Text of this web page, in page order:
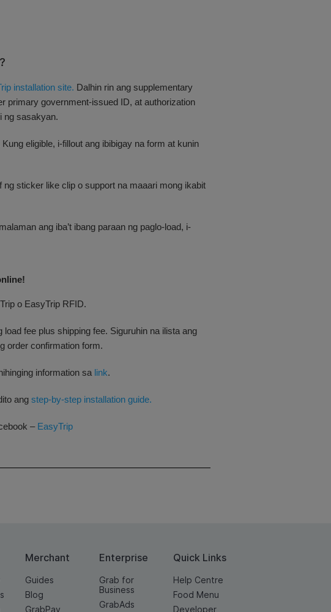
installation site. Dalhin rin ang supplementary
primary government-issued ID, at authorization
ng sasakyan.
eligible, i-fillout ang ibibigay na form at kunin
sticker like clip o support na maaari mong ikabit
ang iba’t ibang paraan ng paglo-load, i-
o EasyTrip RFID.
fee plus shipping fee. Siguruhin na ilista ang
order confirmation form.
information sa link.
ang step-by-step installation guide.
– EasyTrip
Merchant
Guides
Blog
GrabPay
Enterprise
Grab for
Business
GrabAds
Quick Links
Help Centre
Food Menu
Developer